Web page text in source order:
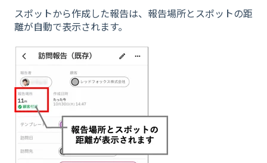
スポットから作成した報告は、報告場所とスポットの距
離が自動で表示されます。